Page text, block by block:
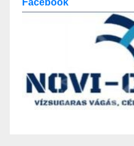
Facebook